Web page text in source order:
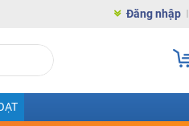
Đăng nhập